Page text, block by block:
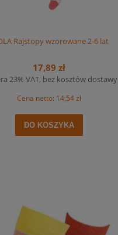
Rajstopy wzorowane 2-6 lat
17,89 zł
23% VAT, bez kosztów dostawy
Cena netto: 14,54 zł
DO KOSZYKA